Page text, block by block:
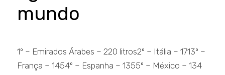
mundo
1º – Emirados Árabes – 220 litros2º – Itália – 1713º –
França – 1454º – Espanha – 1355º – México – 134